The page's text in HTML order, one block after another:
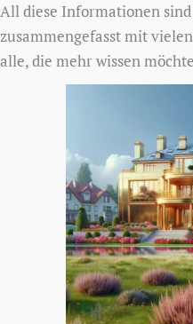
All diese Informationen
zusammengefasst mit
alle, die mehr wissen